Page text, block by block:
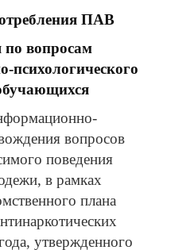
ПАВ
по вопросам
психологического
вопросов
поведения
в рамках
плана
утвержденного